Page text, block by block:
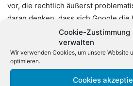
Cookie-Zustimmung
verwalten
Wir verwenden Cookies, um unsere Website
optimieren.
Cookies
vor, die rechtlich äußerst
daran denken, dass sich Google die
Eigen macht und dann selbst für
durch die eigene Trefferliste haftet.
geforderte Unterlassungserklärung
hat, ist auf der anderen Seite
sich Google damit ja die